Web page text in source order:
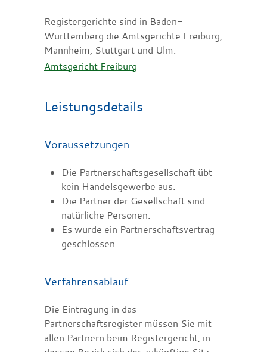
Registergerichte sind in Baden-
Württemberg die Amtsgerichte Freiburg,
Mannheim, Stuttgart und Ulm.
Amtsgericht Freiburg
Leistungsdetails
Voraussetzungen
Die Partnerschaftsgesellschaft übt
kein Handelsgewerbe aus.
Die Partner der Gesellschaft sind
natürliche Personen.
Es wurde ein Partnerschaftsvertrag
geschlossen.
Verfahrensablauf
Die Eintragung in das
Partnerschaftsregister müssen Sie mit
allen Partnern beim Registergericht, in